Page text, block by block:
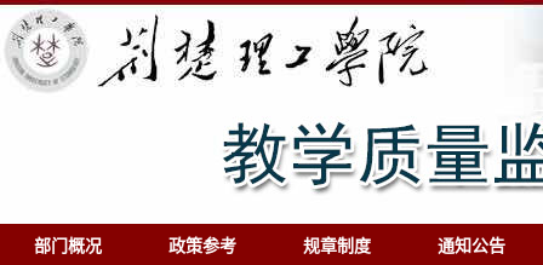
部门概况 政策参考 规章制度 通知公告